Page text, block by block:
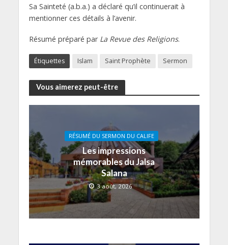
Sa Sainteté (a.b.a.) a déclaré qu’il continuerait à
mentionner ces détails à l’avenir.
Résumé préparé par La Revue des Religions.
Étiquettes Islam Saint Prophète Sermon
Vous aimerez peut-être
RÉSUMÉ DU SERMON DU CALIFE
Les impressions
mémorables du Jalsa
Salana
3 août, 2026